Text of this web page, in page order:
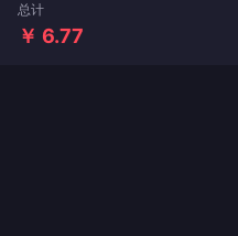
总计
￥ 6.77